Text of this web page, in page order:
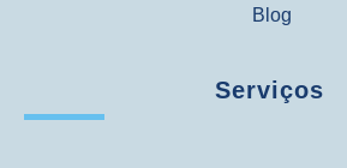
Blog
Serviços